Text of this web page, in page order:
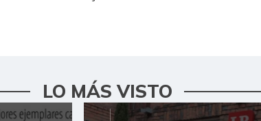
Almejas sin concha
Apio
LO MÁS VISTO